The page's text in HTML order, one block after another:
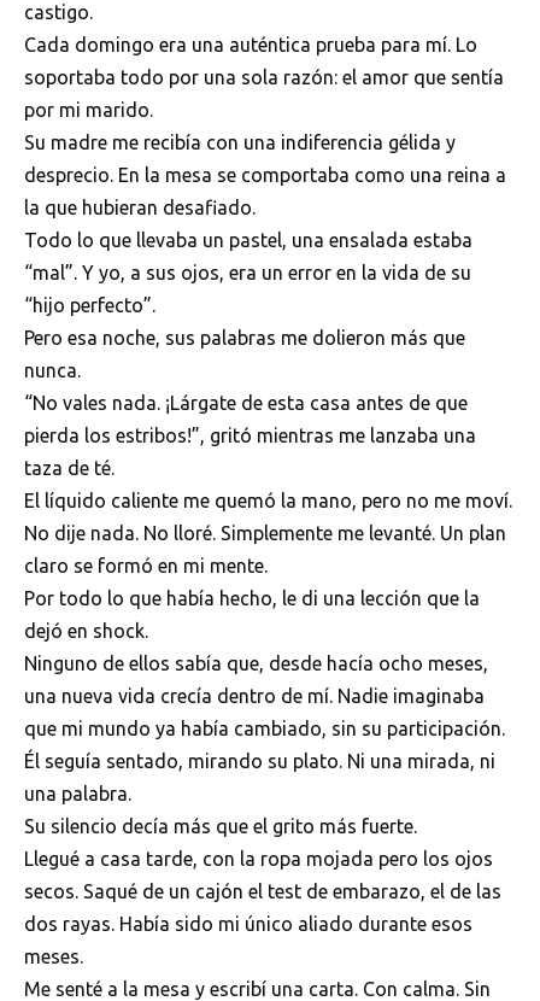
castigo.
Cada domingo era una auténtica prueba para mí. Lo
soportaba todo por una sola razón: el amor que sentía
por mi marido.
Su madre me recibía con una indiferencia gélida y
desprecio. En la mesa se comportaba como una reina a
la que hubieran desafiado.
Todo lo que llevaba un pastel, una ensalada estaba
“mal”. Y yo, a sus ojos, era un error en la vida de su
“hijo perfecto”.
Pero esa noche, sus palabras me dolieron más que
nunca.
“No vales nada. ¡Lárgate de esta casa antes de que
pierda los estribos!”, gritó mientras me lanzaba una
taza de té.
El líquido caliente me quemó la mano, pero no me moví.
No dije nada. No lloré. Simplemente me levanté. Un plan
claro se formó en mi mente.
Por todo lo que había hecho, le di una lección que la
dejó en shock.
Ninguno de ellos sabía que, desde hacía ocho meses,
una nueva vida crecía dentro de mí. Nadie imaginaba
que mi mundo ya había cambiado, sin su participación.
Él seguía sentado, mirando su plato. Ni una mirada, ni
una palabra.
Su silencio decía más que el grito más fuerte.
Llegué a casa tarde, con la ropa mojada pero los ojos
secos. Saqué de un cajón el test de embarazo, el de las
dos rayas. Había sido mi único aliado durante esos
meses.
Me senté a la mesa y escribí una carta. Con calma. Sin